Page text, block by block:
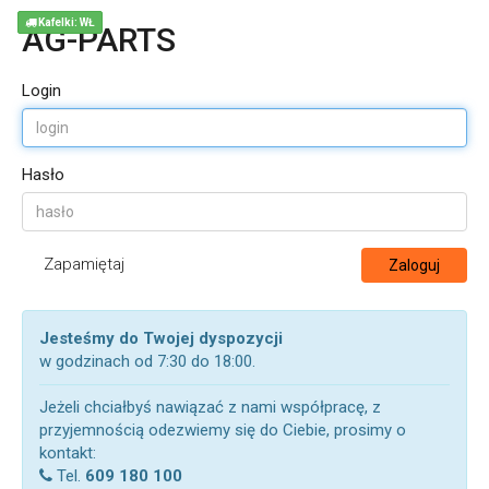
AG-PARTS
Login
Hasło
Zapamiętaj Zaloguj
Jesteśmy do Twojej dyspozycji
w godzinach od 7:30 do 18:00.
Jeżeli chciałbyś nawiązać z nami współpracę, z
przyjemnością odezwiemy się do Ciebie, prosimy o
kontakt:
Tel. 609 180 100
Kafelki: WŁ